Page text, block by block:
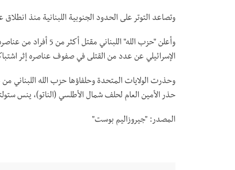
وتصاعد التوتر على الحدود الجنوبية اللبنانية منذ انطلاق
وأعلن "حزب الله"
الإسرائيلي عن عدد من القتلى في صفوف عناصره إثر
وحذرت الولايات المتحدة وحلفاؤها حزب الله اللبناني
حذر الأمين العام لحلف شمال الأطلسي (الناتو)، ينس
المصدر: "جيروزاليم بوست"